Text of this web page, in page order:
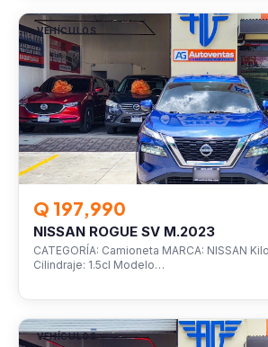
VEHÍCULOS
Q 197,990
NISSAN ROGUE SV M.2023
CATEGORÍA: Camioneta MARCA: NISSAN
Cilindraje: 1.5cl Modelo…
VEHÍCULOS